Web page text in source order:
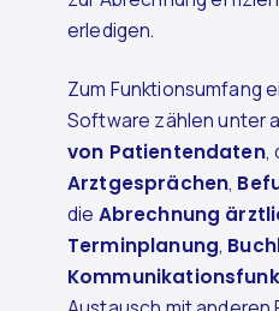
erledigen.
Zum Funktionsumfang
Software zählen unter
von Patientendaten,
Arztgesprächen,
die Abrechnung
Terminplanung,